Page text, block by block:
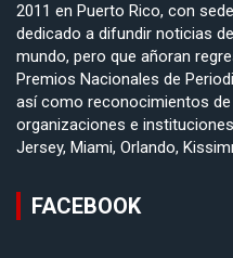
2011 en Puerto Rico, con
dedicado a difundir noticias
mundo, pero que añoran
Premios Nacionales de
así como reconocimientos de
organizaciones e
Jersey, Miami, Orlando,
FACEBOOK